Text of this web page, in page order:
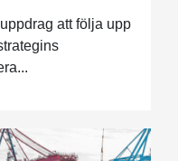
att följa upp